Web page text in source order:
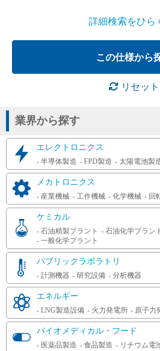
10 ～ 100未満
特徴
耐食性優 特殊材料ガス
微量
高圧ガス大臣認定品対応可
高圧ガス大臣認定品も対応可能です
呼び径
1.58 3 3.17 3.2 4
6.7
8.3 9.52
12.3
12.7 13 14.2 14.3
19.05
20
34.5
38.1 40 43.2 49.1
63.5
76.3 101.6 101.7
詳細検索
この仕様から
リセット
業界から探す
エレクトロニクス
半導体製造 FPD製造 太陽電池製
メカトロニクス
産業機械 工作機械 化学機械 回
ケミカル
石油精製プラント 石油化学プラン
一般化学プラント
パブリックラボラトリ
計測機器 研究設備 分析機器
エネルギー
LNG製造設備 火力発電所 原子力
バイオメディカル・フード
医薬品製造 食品製造 リチウム電